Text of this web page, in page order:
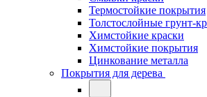
Термостойкие покрытия
Толстослойные грунт-
Химстойкие краски
Химстойкие покрытия
Цинкование металла
Покрытия для дерева